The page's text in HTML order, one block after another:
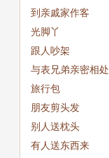
到亲戚家作客
光脚丫
跟人吵架
与表兄弟亲密相处
旅行包
朋友剪头发
别人送枕头
有人送东西来